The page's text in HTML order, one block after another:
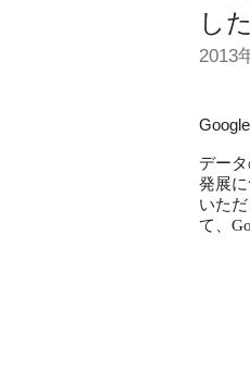
した
2013
デー
発展
いた
て、